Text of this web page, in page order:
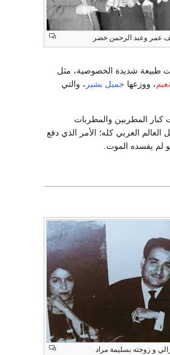
عمر وعبد الرحمن خضر
طبيعة شديدة الخصوصية، مثل
، ووزعها جميل بشير ، والتي
المطربين والمطربات
العربي كله؛ الأمر الذي دفع
لم يفسده الموت.
و زوجته بسليمة مراد